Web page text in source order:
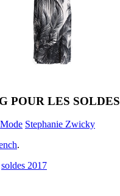
POUR LES SOLDES
Mode Stephanie Zwicky
.
soldes 2017